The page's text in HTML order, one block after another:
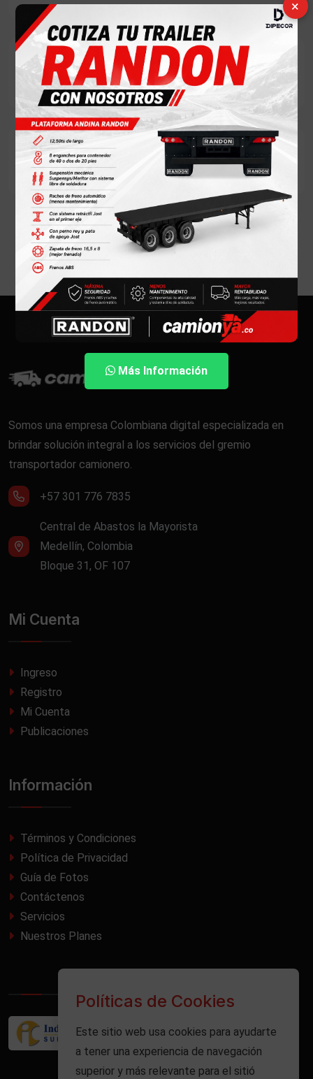
Políticas de Cookies
Este sitio web usa cookies para ayudarte
a tener una experiencia de navegación
superior y más relevante para el sitió
×
Más Información
Condición
Mostrando 0 camiones
Somos una empresa Colombiana digital especializada en
brindar solución integral a los servicios del gremio
transportador camionero.
+57 301 776 7835
Central de Abastos la Mayorista
Medellín, Colombia
Bloque 31, OF 107
Mi Cuenta
Ingreso
Registro
Mi Cuenta
Publicaciones
Información
Términos y Condiciones
Política de Privacidad
Guía de Fotos
Contáctenos
Servicios
Nuestros Planes